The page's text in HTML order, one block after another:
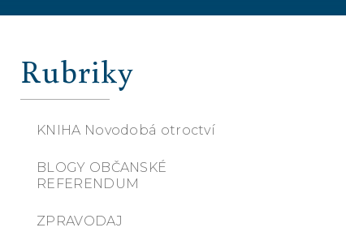
Rubriky
KNIHA Novodobá otroctví
BLOGY OBČANSKÉ
REFERENDUM
ZPRAVODAJ